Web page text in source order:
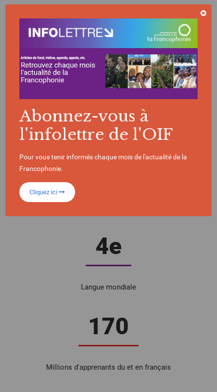
La Francophonie en chiffres
396
Millions de locuteurs
dans le monde
90
4e
Langue mondiale
170
Millions d'apprenants du et en français
Abonnez-vous à
l'infolettre de l'OIF
Pour vous tenir informés chaque mois de l'actualité de la
Francophonie.
Cliquez ici